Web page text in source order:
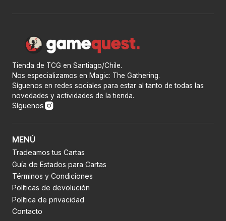
Tienda de TCG en Santiago/Chile.
Nos especializamos en Magic: The Gathering.
Síguenos en redes sociales para estar al tanto de todas las
novedades y actividades de la tienda.
Síguenos
MENÚ
Tradeamos tus Cartas
Guía de Estados para Cartas
Términos y Condiciones
Políticas de devolución
Política de privacidad
Contacto